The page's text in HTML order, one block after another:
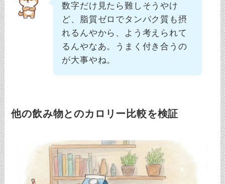
数字だけ見たら難しそうやけ
ど、脂質ゼロでタンパク質も摂
れるんやから、よう考えられて
るんやなあ。うまく付き合うの
が大事やね。
他の飲み物とのカロリー比較を検証